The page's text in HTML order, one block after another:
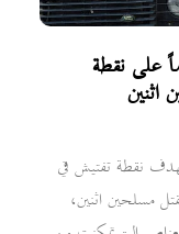
على نقطة
اثنين
نقطة تفتيش في
مسلحين اثنين،